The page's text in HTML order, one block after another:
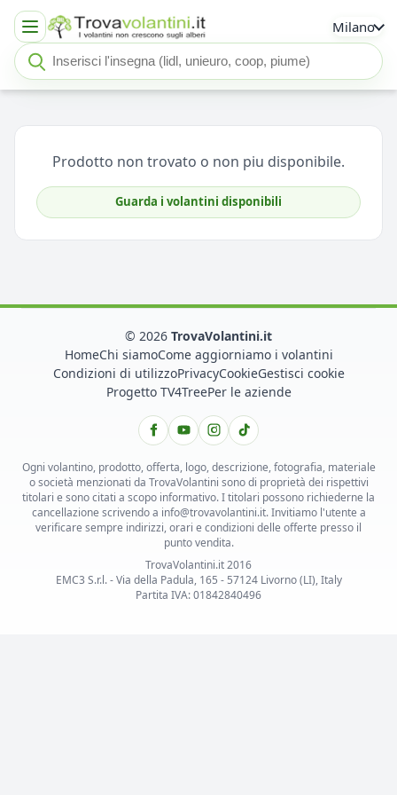
Milano
Cerca insegna o negozio
Seleziona un'insegna
Prodotto non trovato o non piu disponibile.
Guarda i volantini disponibili
© 2026 TrovaVolantini.it
HomeChi siamoCome aggiorniamo i volantini
Condizioni di utilizzoPrivacyCookieGestisci cookie
Progetto TV4TreePer le aziende
Ogni volantino, prodotto, offerta, logo, descrizione, fotografia, materiale
o società menzionati da TrovaVolantini sono di proprietà dei rispettivi
titolari e sono citati a scopo informativo. I titolari possono richiederne la
cancellazione scrivendo a info@trovavolantini.it. Invitiamo l'utente a
verificare sempre indirizzi, orari e condizioni delle offerte presso il
punto vendita.
TrovaVolantini.it 2016
EMC3 S.r.l. - Via della Padula, 165 - 57124 Livorno (LI), Italy
Partita IVA: 01842840496